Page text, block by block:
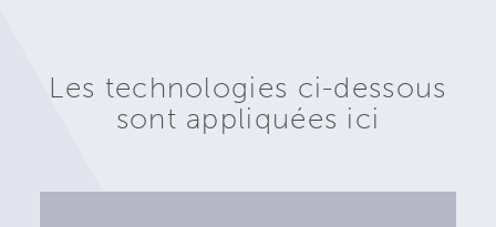
Les technologies ci-dessous
sont appliquées ici